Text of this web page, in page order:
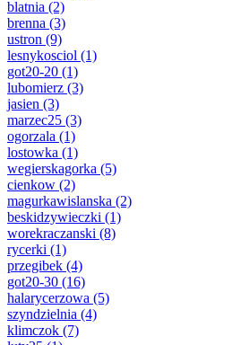
blatnia (2)
brenna (3)
ustron (9)
lesnykosciol (1)
got20-20 (1)
lubomierz (3)
jasien (3)
marzec25 (3)
ogorzala (1)
lostowka (1)
wegierskagorka (5)
cienkow (2)
magurkawislanska (2)
beskidzywieczki (1)
worekraczanski (8)
rycerki (1)
przegibek (4)
got20-30 (16)
halarycerzowa (5)
szyndzielnia (4)
klimczok (7)